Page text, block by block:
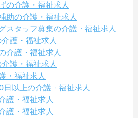
の介護・福祉求人
助の介護・福祉求人
スタッフ募集の介護・福祉求人
護・福祉求人
介護・福祉求人
護・福祉求人
・福祉求人
以上の介護・福祉求人
護・福祉求人
護・福祉求人